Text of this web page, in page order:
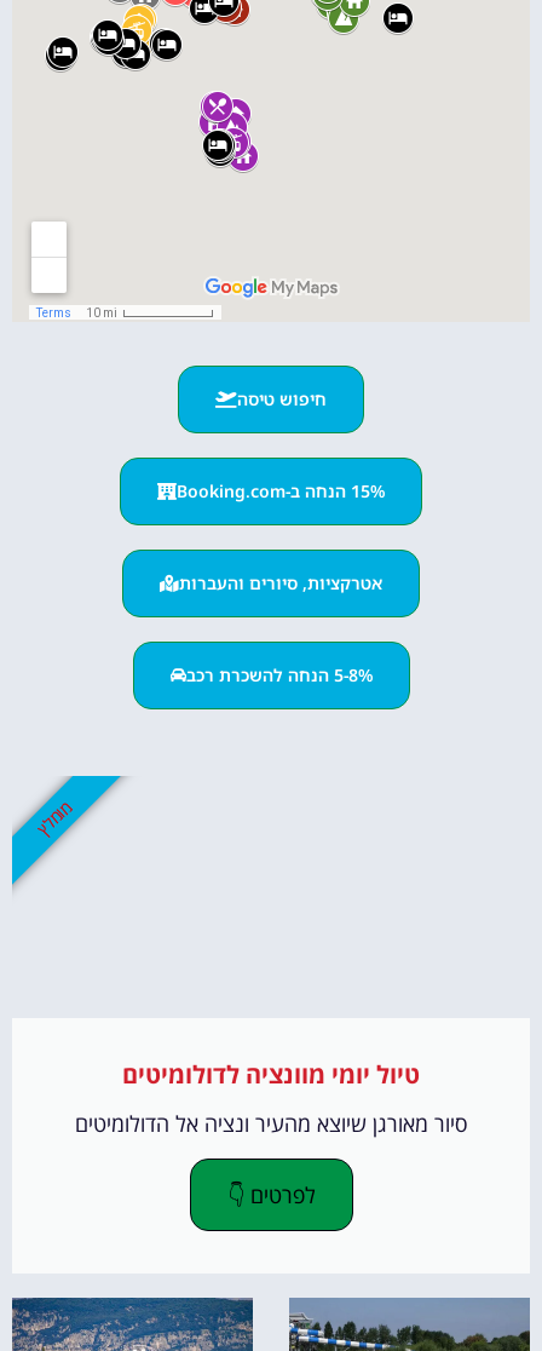
חיפוש טיסה
15% הנחה ב-Booking.com
אטרקציות, סיורים והעברות
5-8% הנחה להשכרת רכב
טיול יומי מוונציה לדולומיטים
סיור מאורגן שיוצא מהעיר ונציה אל הדולומיטים
לפרטים 👇
מומלץ